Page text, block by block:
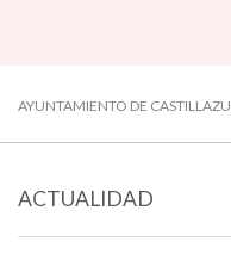
AYUNTAMIENTO DE
ACTUALIDAD